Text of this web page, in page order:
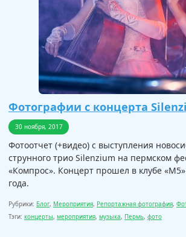
Фотографии с концерта
30 ноября, 2017
Фотоотчет (+видео) с выступления
струнного трио Silenzium на пермском
«Компрос». Концерт прошел в клубе
года.
Рубрики: Блог, Мероприятия, Репортажная фотография,
Тэги: концерты, мероприятия, музыка, Пермь, фото